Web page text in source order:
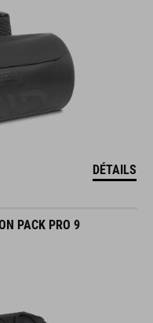
DÉTAILS
PACK PRO 9